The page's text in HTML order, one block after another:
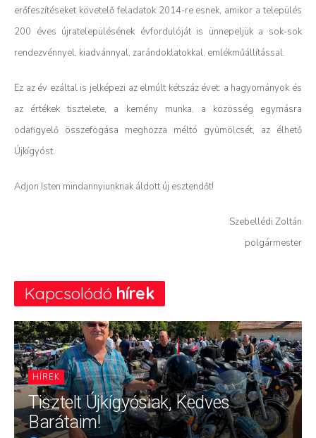
erőfeszítéseket követelő feladatok 2014-re esnek, amikor a település
200 éves újratelepülésének évfordulóját is ünnepeljük a sok-sok
rendezvénnyel, kiadvánnyal, zarándoklatokkal, emlékműállítással.
Ez az év ezáltal is jelképezi az elmúlt kétszáz évet: a hagyományok és
az értékek tisztelete, a kemény munka, a közösség egymásra
odafigyelő összefogása meghozza méltó gyümölcsét, az élhető
Újkígyóst.
Adjon Isten mindannyiunknak áldott új esztendőt!
Szebellédi Zoltán
polgármester
Kapcsolódó hírek
HÍREK
Tisztelt Újkígyósiak, Kedves
Barátaim!